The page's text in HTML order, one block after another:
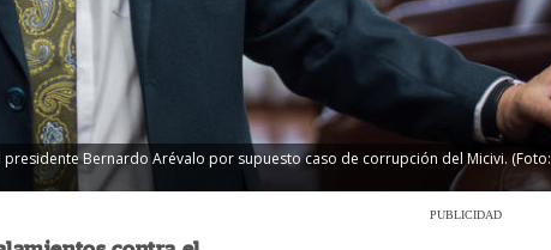
Bernardo Arévalo por supuesto caso de corrupción del Micivi. (Foto:
PUBLICIDAD